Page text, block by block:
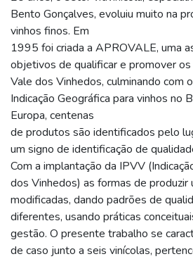
Bento Gonçalves, evoluiu muito na
vinhos finos. Em
1995 foi criada a APROVALE, uma
objetivos de qualificar e promover
Vale dos Vinhedos, culminando com
Indicação Geográfica para vinhos no
Europa, centenas
de produtos são identificados pelo
um signo de identificação de
Com a implantação da IPVV
dos Vinhedos) as formas de produzir
modificadas, dando padrões de
diferentes, usando práticas
gestão. O presente trabalho se
de caso junto a seis vinícolas,